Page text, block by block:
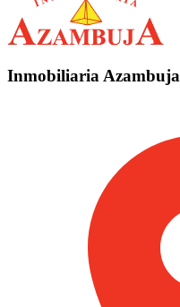
Inmobiliaria Azambuja